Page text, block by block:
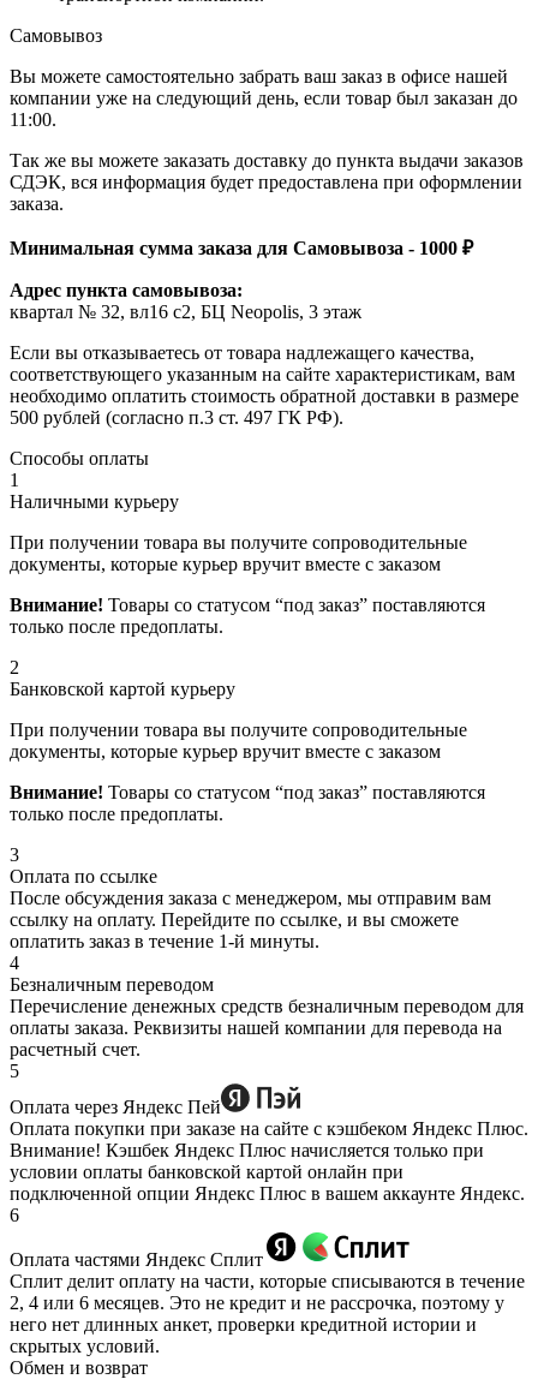
Самовывоз
Вы можете самостоятельно забрать ваш заказ в офисе нашей
компании уже на следующий день, если товар был заказан до
11:00.
Так же вы можете заказать доставку до пункта выдачи заказов
СДЭК, вся информация будет предоставлена при оформлении
заказа.
Минимальная сумма заказа для Самовывоза - 1000 ₽
Адрес пункта самовывоза:
квартал № 32, вл16 с2, БЦ Neopolis, 3 этаж
Если вы отказываетесь от товара надлежащего качества,
соответствующего указанным на сайте характеристикам, вам
необходимо оплатить стоимость обратной доставки в размере
500 рублей (согласно п.3 ст. 497 ГК РФ).
Способы оплаты
1
Наличными курьеру
При получении товара вы получите сопроводительные
документы, которые курьер вручит вместе с заказом
Внимание! Товары со статусом “под заказ” поставляются
только после предоплаты.
2
Банковской картой курьеру
При получении товара вы получите сопроводительные
документы, которые курьер вручит вместе с заказом
Внимание! Товары со статусом “под заказ” поставляются
только после предоплаты.
3
Оплата по ссылке
После обсуждения заказа с менеджером, мы отправим вам
ссылку на оплату. Перейдите по ссылке, и вы сможете
оплатить заказ в течение 1-й минуты.
4
Безналичным переводом
Перечисление денежных средств безналичным переводом для
оплаты заказа. Реквизиты нашей компании для перевода на
расчетный счет.
5
Оплата через Яндекс Пей
Оплата покупки при заказе на сайте с кэшбеком Яндекс Плюс.
Внимание! Кэшбек Яндекс Плюс начисляется только при
условии оплаты банковской картой онлайн при
подключенной опции Яндекс Плюс в вашем аккаунте Яндекс.
6
Оплата частями Яндекс Сплит
Сплит делит оплату на части, которые списываются в течение
2, 4 или 6 месяцев. Это не кредит и не рассрочка, поэтому у
него нет длинных анкет, проверки кредитной истории и
скрытых условий.
Обмен и возврат